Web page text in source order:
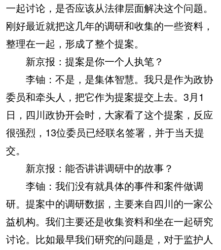
一起讨论，是否应该从法律层面解决这个问题。
刚好最近就把这几年的调研和收集的一些资料，
整理在一起，形成了整个提案。
新京报：提案是你一个人执笔？
李铀：不是，是集体智慧。我只是作为政协
委员和牵头人，把它作为提案提交上去。3月1
日，四川政协开会时，大家看了这个提案，反应
很强烈，13位委员已经联名签署，并于当天提
交。
新京报：能否讲讲调研中的故事？
李铀：我们没有就具体的事件和案件做调
研。提案中的调研数据，主要来自四川的一家公
益机构。我们主要还是收集资料和坐在一起研究
讨论。比如最早我们研究的问题是，对于监护人